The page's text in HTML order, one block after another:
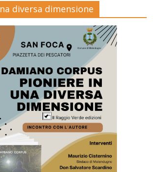
diversa dimensione